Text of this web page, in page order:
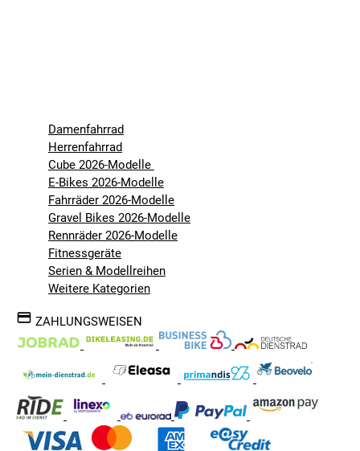
Damenfahrrad
Herrenfahrrad
Cube 2026-Modelle
E-Bikes 2026-Modelle
Fahrräder 2026-Modelle
Gravel Bikes 2026-Modelle
Rennräder 2026-Modelle
Fitnessgeräte
Serien & Modellreihen
Weitere Kategorien
ZAHLUNGSWEISEN